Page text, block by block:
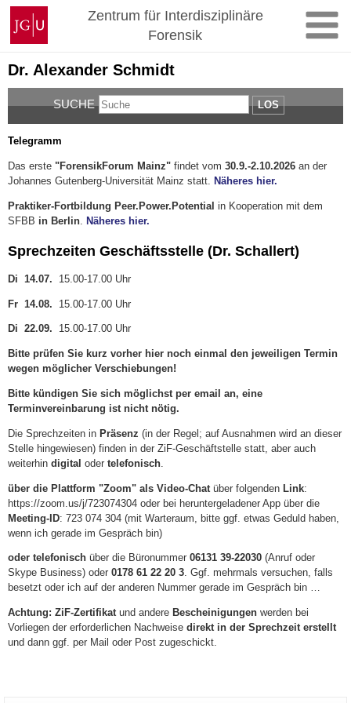
Zum
Inhalt
springen
Johannes
Gutenberg-
Universität
Mainz
Zentrum für Interdisziplinäre
Forensik
Dr. Alexander Schmidt
SUCHE LOS
Telegramm
Das erste "ForensikForum Mainz" findet vom 30.9.-2.10.2026 an der
Johannes Gutenberg-Universität Mainz statt. Näheres hier.
Praktiker-Fortbildung Peer.Power.Potential in Kooperation mit dem
SFBB in Berlin Näheres hier.
Sprechzeiten Geschäftsstelle (Dr. Schallert)
Di 14.07. 15.00-17.00 Uhr
Fr 14.08. 15.00-17.00 Uhr
Di 22.09. 15.00-17.00 Uhr
Bitte prüfen Sie kurz vorher hier noch einmal den jeweiligen Termin
wegen möglicher Verschiebungen!
Bitte kündigen Sie sich möglichst per email an, eine
Terminvereinbarung ist nicht nötig.
Die Sprechzeiten in Präsenz (in der Regel; auf Ausnahmen wird an dieser
Stelle hingewiesen) finden in der ZiF-Geschäftstelle statt, aber auch
weiterhin digital oder telefonisch
über die Plattform "Zoom" als Video-Chat über folgenden Link:
https://zoom.us/j/723074304 oder bei heruntergeladener App über die
Meeting-ID: 723 074 304 (mit Warteraum, bitte ggf. etwas Geduld haben,
wenn ich gerade im Gespräch bin)
oder telefonisch über die Büronummer 06131 39-22030 (Anruf oder
Skype Business) oder 0178 61 22 20 3. Ggf. mehrmals versuchen, falls
besetzt oder ich auf der anderen Nummer gerade im Gespräch bin …
Achtung: ZiF-Zertifikatund andere Bescheinigungen werden bei
Vorliegen der erforderlichen Nachweise direkt in der Sprechzeit erstellt
und dann ggf. per Mail oder Post zugeschickt.